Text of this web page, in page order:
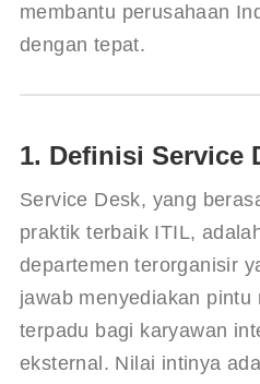
membantu perusahaan
dengan tepat.
1. Definisi Service
Service Desk, yang
praktik terbaik ITIL,
departemen terorganisir
jawab menyediakan pintu
terpadu bagi karyawan
eksternal. Nilai intinya